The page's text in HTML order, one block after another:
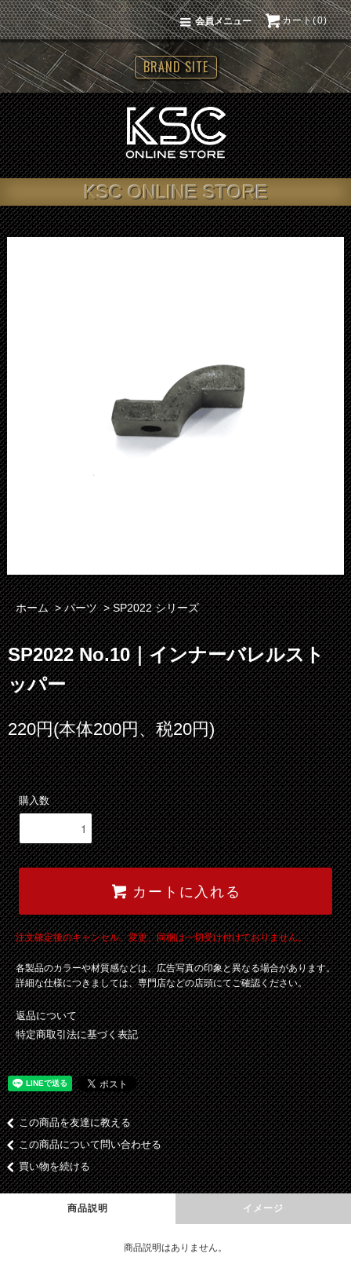
カート(0)
会員メニュー
BRAND SITE
KSC ONLINE STORE
ホーム >パーツ >SP2022 シリーズ
SP2022 No.10｜インナーバレルスト
ッパー
220円(本体200円、税20円)
購入数
カートに入れる
注文確定後のキャンセル、変更、同梱は一切受け付けておりません。
各製品のカラーや材質感などは、広告写真の印象と異なる場合があります。
詳細な仕様につきましては、専門店などの店頭にてご確認ください。
返品について
特定商取引法に基づく表記
この商品を友達に教える
この商品について問い合わせる
買い物を続ける
商品説明 イメージ
商品説明はありません。